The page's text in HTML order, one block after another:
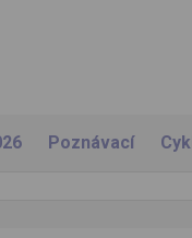
Poznávací